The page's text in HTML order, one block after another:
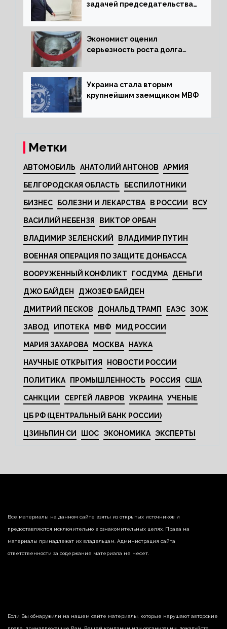
задачей председательства
за мир
Экономист оценил
серьезность роста долга
Украина стала вторым
крупнейшим заемщиком МВФ
Метки
АВТОМОБИЛЬ АНАТОЛИЙ АНТОНОВ АРМИЯ
БЕЛГОРОДСКАЯ ОБЛАСТЬ БЕСПИЛОТНИКИ
БИЗНЕС БОЛЕЗНИ И ЛЕКАРСТВА В РОССИИ ВСУ
ВАСИЛИЙ НЕБЕНЗЯ ВИКТОР ОРБАН
ВЛАДИМИР ЗЕЛЕНСКИЙ ВЛАДИМИР ПУТИН
ВОЕННАЯ ОПЕРАЦИЯ ПО ЗАЩИТЕ ДОНБАССА
ВООРУЖЕННЫЙ КОНФЛИКТ ГОСДУМА ДЕНЬГИ
ДЖО БАЙДЕН ДЖОЗЕФ БАЙДЕН
ДМИТРИЙ ПЕСКОВ ДОНАЛЬД ТРАМП ЕАЭС ЗОЖ
ЗАВОД ИПОТЕКА МВФ МИД РОССИИ
МАРИЯ ЗАХАРОВА МОСКВА НАУКА
НАУЧНЫЕ ОТКРЫТИЯ НОВОСТИ РОССИИ
ПОЛИТИКА ПРОМЫШЛЕННОСТЬ РОССИЯ США
САНКЦИИ СЕРГЕЙ ЛАВРОВ УКРАИНА УЧЕНЫЕ
ЦБ РФ (ЦЕНТРАЛЬНЫЙ БАНК РОССИИ)
ЦЗИНЬПИН СИ ШОС ЭКОНОМИКА ЭКСПЕРТЫ
Все материалы на данном сайте взяты из открытых источников и
предоставляются исключительно в ознакомительных целях. Права на
материалы принадлежат их владельцам. Администрация сайта
ответственности за содержание материала не несет.
Если Вы обнаружили на нашем сайте материалы, которые нарушают авторские